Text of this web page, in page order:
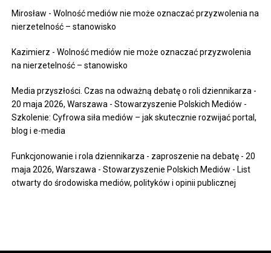
Mirosław -Wolność mediów nie może oznaczać przyzwolenia na
nierzetelność – stanowisko
Kazimierz -Wolność mediów nie może oznaczać przyzwolenia
na nierzetelność – stanowisko
Media przyszłości. Czas na odważną debatę o roli dziennikarza -
20 maja 2026, Warszawa - Stowarzyszenie Polskich Mediów -
Szkolenie: Cyfrowa siła mediów – jak skutecznie rozwijać portal,
blog i e-media
Funkcjonowanie i rola dziennikarza - zaproszenie na debatę - 20
maja 2026, Warszawa - Stowarzyszenie Polskich Mediów - List
otwarty do środowiska mediów, polityków i opinii publicznej